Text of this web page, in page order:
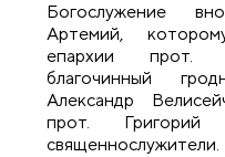
Богослужение
Артемий,
епархии прот.
благочинный
Александр
прот.
священнослужители.